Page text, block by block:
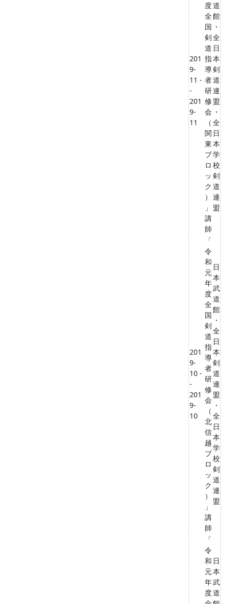
201
9-
11 -
-
201
9-
11
度
全
国
剣
道
指
導
者
研
修
会
（
関
東
ブ
ロ
ッ
ク
）
」
講
師
道
館
・
全
日
本
剣
道
連
盟
・
全
日
本
学
校
剣
道
連
盟
201
9-
10 -
-
201
9-
10
「
令
和
元
年
度
全
国
剣
道
指
導
者
研
修
会
（
北
信
越
ブ
ロ
ッ
ク
）
」
講
師
日
本
武
道
館
・
全
日
本
剣
道
連
盟
・
全
日
本
学
校
剣
道
連
盟
「
令
和
元
年
度
日
本
武
道